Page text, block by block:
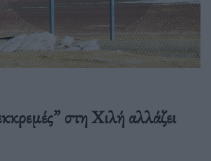
στη Χιλή αλλάζει